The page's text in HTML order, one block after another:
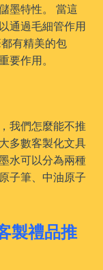
墨特性。 當這
通過毛細管作用
有精美的包
要作用。
我們怎麼能不推
多數客製化文具
水可以分為兩種
子筆、中油原子
製禮品推